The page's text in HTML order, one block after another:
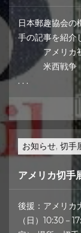
日本郵趣協会の
手の記事を紹介
アメリカ初
米西戦争（
. . .
お知らせ, 切手
アメリカ切
後援：アメリカ
（日）10:30－